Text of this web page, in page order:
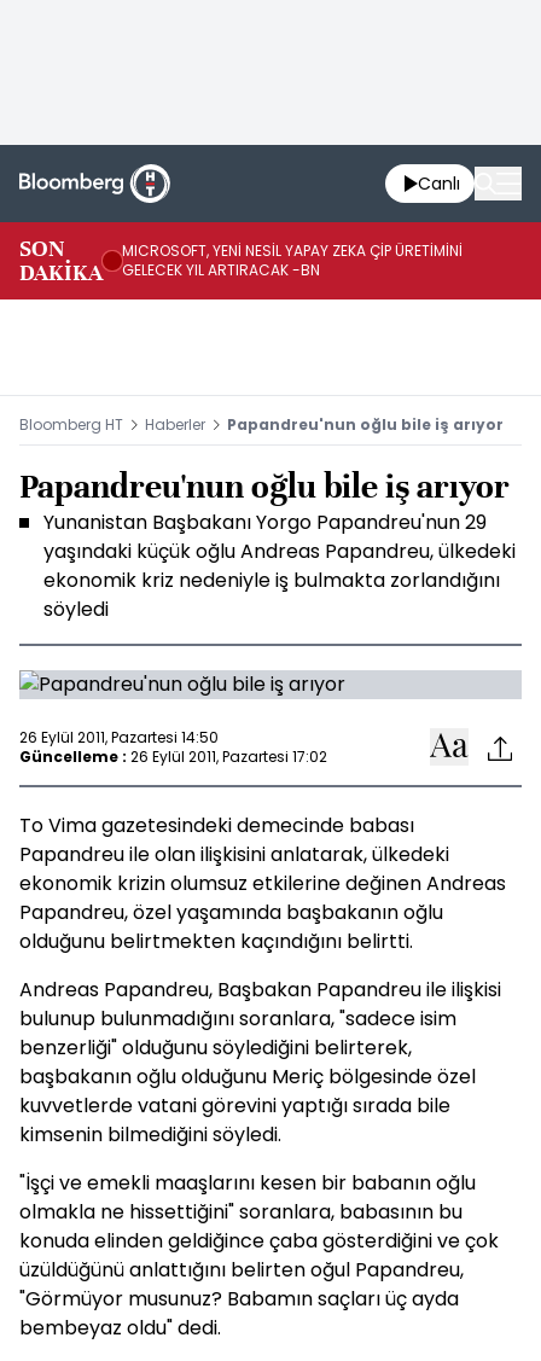
Canlı
SON
DAKİKA
MICROSOFT, YENİ NESİL YAPAY ZEKA ÇİP ÜRETİMİNİ
GELECEK YIL ARTIRACAK -BN
Bloomberg HT Haberler Papandreu'nun oğlu bile iş arıyor
Papandreu'nun oğlu bile iş arıyor
Yunanistan Başbakanı Yorgo Papandreu'nun 29
yaşındaki küçük oğlu Andreas Papandreu, ülkedeki
ekonomik kriz nedeniyle iş bulmakta zorlandığını
söyledi
26 Eylül 2011, Pazartesi 14:50
Güncelleme : 26 Eylül 2011, Pazartesi 17:02
To Vima gazetesindeki demecinde babası
Papandreu ile olan ilişkisini anlatarak, ülkedeki
ekonomik krizin olumsuz etkilerine değinen Andreas
Papandreu, özel yaşamında başbakanın oğlu
olduğunu belirtmekten kaçındığını belirtti.
Andreas Papandreu, Başbakan Papandreu ile ilişkisi
bulunup bulunmadığını soranlara, "sadece isim
benzerliği" olduğunu söylediğini belirterek,
başbakanın oğlu olduğunu Meriç bölgesinde özel
kuvvetlerde vatani görevini yaptığı sırada bile
kimsenin bilmediğini söyledi.
"İşçi ve emekli maaşlarını kesen bir babanın oğlu
olmakla ne hissettiğini" soranlara, babasının bu
konuda elinden geldiğince çaba gösterdiğini ve çok
üzüldüğünü anlattığını belirten oğul Papandreu,
"Görmüyor musunuz? Babamın saçları üç ayda
bembeyaz oldu" dedi.